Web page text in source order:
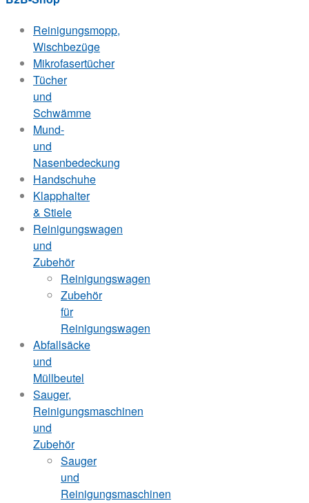
Reinigungsmopp,
Wischbezüge
Mikrofasertücher
Tücher
und
Schwämme
Mund-
und
Nasenbedeckung
Handschuhe
Klapphalter
& Stiele
Reinigungswagen
und
Zubehör
Reinigungswagen
Zubehör
für
Reinigungswagen
Abfallsäcke
und
Müllbeutel
Sauger,
Reinigungsmaschinen
und
Zubehör
Sauger
und
Reinigungsmaschinen